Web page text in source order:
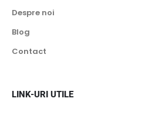
Despre noi
Blog
Contact
LINK-URI UTILE